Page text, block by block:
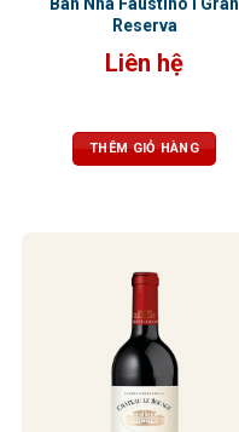
Reserva
Liên hệ
THÊM GIỎ HÀNG